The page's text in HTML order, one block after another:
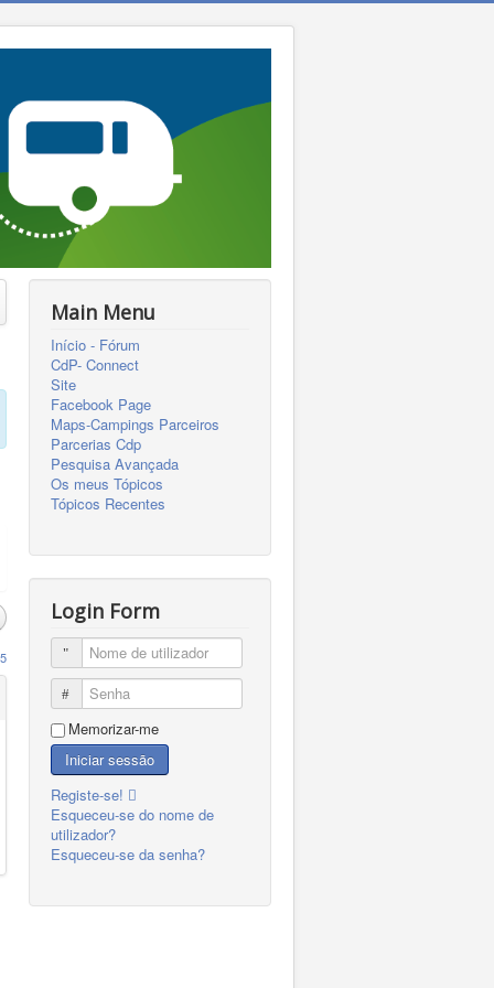
Main Menu
Início - Fórum
CdP- Connect
Site
Facebook Page
Maps-Campings Parceiros
Parcerias Cdp
Pesquisa Avançada
Os meus Tópicos
Tópicos Recentes
Login Form
Nome de utilizador
Senha
Memorizar-me
Iniciar sessão
Registe-se!
Esqueceu-se do nome de
utilizador?
Esqueceu-se da senha?